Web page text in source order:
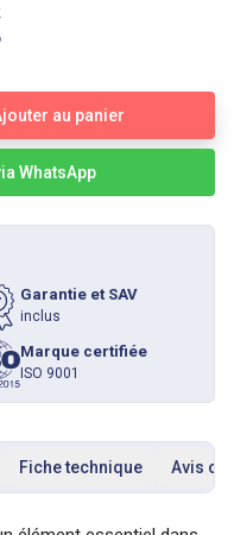
au panier
WhatsApp
Garantie et SAV
inclus
Marque certifiée
ISO 9001
Fiche technique Avis